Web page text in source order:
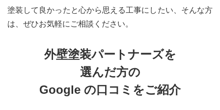
塗装して良かったと心から思える工事にしたい、そんな方
は、ぜひお気軽にご相談ください。
外壁塗装パートナーズを
選んだ方の
Google の口コミをご紹介